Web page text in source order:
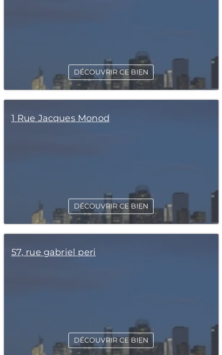
DÉCOUVRIR CE BIEN
1 Rue Jacques Monod
DÉCOUVRIR CE BIEN
57, rue gabriel peri
DÉCOUVRIR CE BIEN